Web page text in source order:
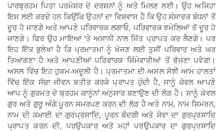
ਪਾਰਬ੍ਰਹਮ ਪਿਤਾ ਪਰਮੇਸ਼ਰ ਦੇ ਦਰਸ਼ਨਾਂ ਨੂੰ ਅਤੇ ਮਿਲਣ ਲਈ। ਉਹ ਅਜਿਹਾ
ਇਸ ਲਈ ਕਰਦੇ ਹਨ ਕਿਉਂਕਿ ਉਹਨਾਂ ਦਾ ਵਿਸ਼ਵਾਸ ਹੈ ਕਿ ਉਹ ਸੰਸਾਰਕ ਬੰਧਨਾਂ ਤੋਂ
ਦੂਰ ਹੋ ਜਾਣਗੇ ਅਤੇ ਆਪਣੇ ਪਰਿਵਾਰਕ ਲਗਾਓ, ਪਰਿਵਾਰਕ ਝਮੇਲਿਆਂ ਤੋਂ ਦੂਰ ਹੋ
ਜਾਣਗੇ। ਫਿਰ ਉਹ ਮਾਇਆ ’ਤੇ ਅਸਾਨੀ ਨਾਲ ਜਿੱਤ ਪ੍ਰਾਪਤ ਕਰ ਲੈਣਗੇ। ਪਰ
ਇਹ ਇੱਕ ਭੁਲੇਖਾ ਹੈ ਕਿ ਪ੍ਰਮਾਤਮਾ ਨੂੰ ਖੋਜਣ ਲਈ ਤੁਸੀਂ ਪਰਿਵਾਰ ਅਤੇ ਘਰ
ਤਿਆਗਣਾ ਹੈ ਅਤੇ ਆਪਣੀਆਂ ਪਰਿਵਾਰਕ ਜ਼ਿੰਮੇਵਾਰੀਆਂ ਤੋਂ ਭੱਜਣਾ ਪਵੇਗਾ।
ਅਸਲ ਵਿੱਚ ਇਹ ਹੁਕਮ-ਅਦੂਲੀ ਹੈ। ਪ੍ਰਮਾਤਮਾ ਦੀ ਅਸਲ ਸੋਝੀ ਆਮ ਹਾਲਤਾਂ
ਵਿੱਚ ਇੱਕ ਸੱਚਾ ਜੀਵਨ ਬਤੀਤ ਕਰਕੇ ਪ੍ਰਾਪਤ ਹੁੰਦੀ ਹੈ, ਸਾਨੂੰ ਕੇਵਲ ਆਪਣੇ
ਆਪ ਨੂੰ ਗੁਰਮਤ ਦੇ ਬ੍ਰਹਮ ਕਾਨੂੰਨਾਂ ਅਨੁਸਾਰ ਬਣਾਉਣ ਦੀ ਲੋੜ ਹੈ। ਸਾਨੂੰ ਕੇਵਲ
ਗੁਰ ਅਤੇ ਗੁਰੂ ਅੱਗੇ ਪੂਰਨ ਸਮਰਪਣ ਕਰਨ ਦੀ ਲੋੜ ਹੈ ਅਤੇ ਨਾਮ, ਨਾਮ ਸਿਮਰਨ,
ਨਾਮ ਦੀ ਕਮਾਈ ਦਾ ਗੁਰਪ੍ਰਸਾਦਿ, ਪੂਰਨ ਬੰਦਗੀ ਅਤੇ ਸੇਵਾ ਦਾ ਗੁਰਪ੍ਰਸਾਦਿ
ਪ੍ਰਾਪਤ ਕਰਨ ਦੀ, ਪਰਉਪਕਾਰ ਅਤੇ ਮਹਾਂ ਪਰਉਪਕਾਰ ਦਾ ਗੁਰਪ੍ਰਸਾਦਿ